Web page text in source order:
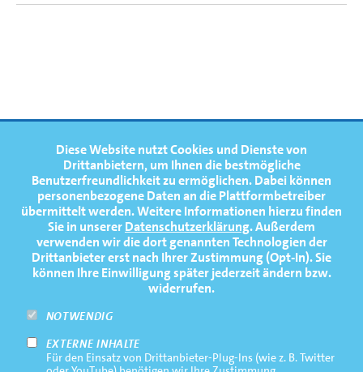
Diese Website nutzt Cookies und Dienste von
Drittanbietern, um Ihnen die bestmögliche
Benutzerfreundlichkeit zu ermöglichen.Dabei können
personenbezogene Daten an die Plattformbetreiber
übermittelt werden. Weitere Informationen hierzu finden
Sie in unsererDatenschutzerklärung. Außerdem
verwenden wir die dort genannten Technologien der
Drittanbieter erst nach Ihrer Zustimmung (Opt-In). Sie
können Ihre Einwilligung später jederzeit ändern bzw.
widerrufen.
NOTWENDIG
EXTERNE INHALTE
Für den Einsatz von Drittanbieter-Plug-Ins (wie z. B. Twitter
Andra Aumann
1 2
FOOTERNAVIGATION
NEWS
TERMINE
MEDIATHEK
PRESSE
FAQ
NEWSLETTER
Footernavigation
Bottom
Impressum